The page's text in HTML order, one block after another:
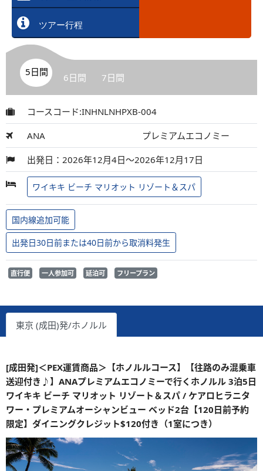
ツアー行程
5日間 6日間 7日間
コースコード:INHNLNHPXB-004
ANA プレミアムエコノミー
出発日：2026年12月4日～2026年12月17日
ワイキキ ビーチ マリオット リゾート＆スパ
国内線追加可能
出発日30日前または40日前から取消料発生
直行便 一人参加可 延泊可 フリープラン
東京 (成田)発/ホノルル
[成田発]＜PEX運賃商品＞【ホノルルコース】【往路のみ混乗車
送迎付き♪】ANAプレミアムエコノミーで行くホノルル 3泊5日
ワイキキ ビーチ マリオット リゾート＆スパ / ケアロヒラニタ
ワー・プレミアムオーシャンビュー ベッド2台【120日前予約
限定】ダイニングクレジット$120付き（1室につき）